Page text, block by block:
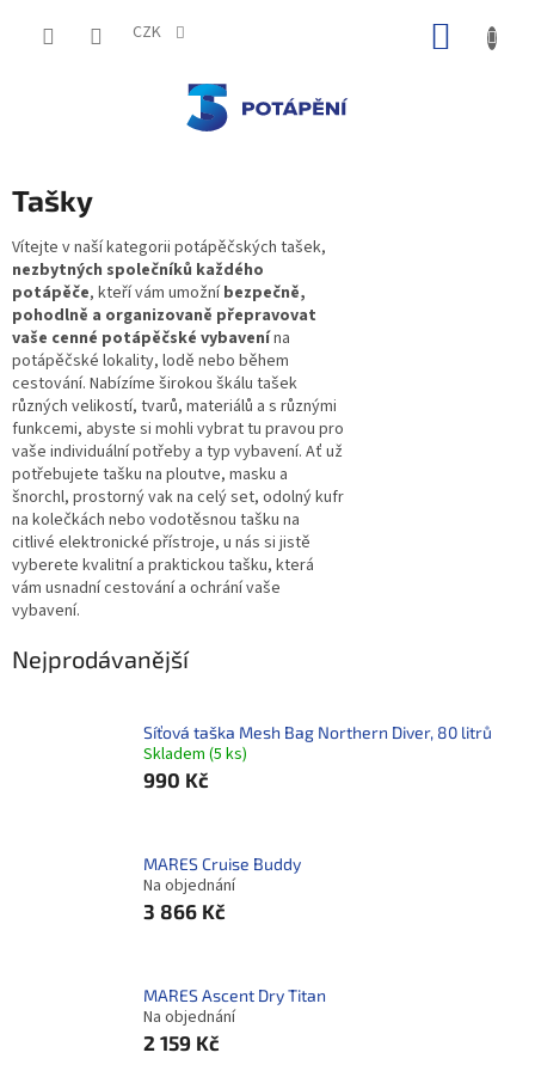
CZK
Tašky
Vítejte v naší kategorii potápěčských tašek,
nezbytných společníků každého
potápěče, kteří vám umožníbezpečně,
pohodlně a organizovaně přepravovat
vaše cenné potápěčské vybavenína
potápěčské lokality, lodě nebo během
cestování. Nabízíme širokou škálu tašek
různých velikostí, tvarů, materiálů a s různými
funkcemi, abyste si mohli vybrat tu pravou pro
vaše individuální potřeby a typ vybavení. Ať už
potřebujete tašku na ploutve, masku a
šnorchl, prostorný vak na celý set, odolný kufr
na kolečkách nebo vodotěsnou tašku na
citlivé elektronické přístroje, u nás si jistě
vyberete kvalitní a praktickou tašku, která
vám usnadní cestování a ochrání vaše
vybavení.
Nejprodávanější
Síťová taška Mesh Bag Northern Diver, 80 litrů
Skladem (5 ks)
990 Kč
MARES Cruise Buddy
Na objednání
3 866 Kč
MARES Ascent Dry Titan
Na objednání
2 159 Kč